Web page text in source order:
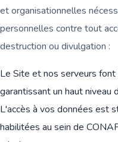
et organisationnelles
personnelles contre tout
destruction ou divulgation :
Le Site et nos serveurs
garantissant un haut niveau
L'accès à vos données est
habilitées au sein de